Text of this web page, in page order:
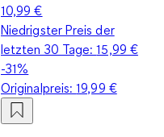
10,99 €
Niedrigster Preis der
letzten 30 Tage:15,99 €
-31%
Originalpreis:19,99 €